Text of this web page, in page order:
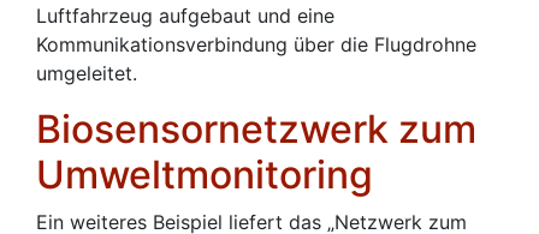
Luftfahrzeug aufgebaut und eine
Kommunikationsverbindung über die Flugdrohne
umgeleitet.
Biosensornetzwerk zum
Umweltmonitoring
Ein weiteres Beispiel liefert das „Netzwerk zum